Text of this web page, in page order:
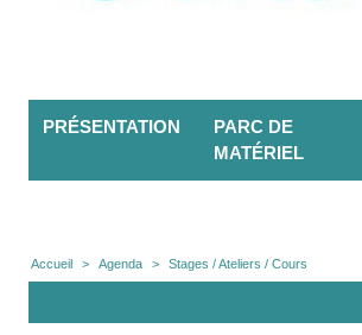
PRÉSENTATION
PARC DE
MATÉRIEL
Accueil > Agenda > Stages / Ateliers / Cours